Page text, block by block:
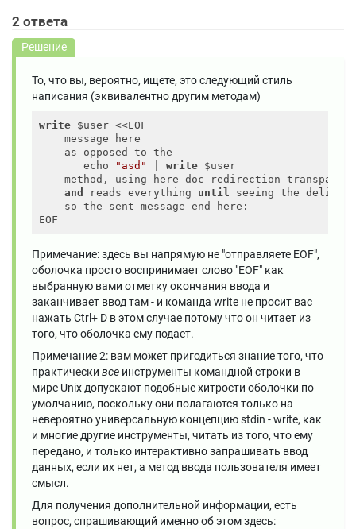
2 ответа
Решение
То, что вы, вероятно, ищете, это следующий стиль
написания (эквивалентно другим методам)
write $user <<EOF
    message here
    as opposed to the
       echo
"asd" | write $user
method, using here-doc redirection
and
reads everything until seeing the
    so the sent message end here:
Примечание: здесь вы напрямую не "отправляете EOF",
оболочка просто воспринимает слово "EOF" как
выбранную вами отметку окончания ввода и
заканчивает ввод там - и команда write не просит вас
нажать Ctrl+ D в этом случае потому что он читает из
того, что оболочка ему подает.
Примечание 2: вам может пригодиться знание того, что
практически все инструменты командной строки в
мире Unix допускают подобные хитрости оболочки по
умолчанию, поскольку они полагаются только на
невероятно универсальную концепцию stdin - write, как
и многие другие инструменты, читать из того, что ему
передано, и только интерактивно запрашивать ввод
данных, если их нет, а метод ввода пользователя имеет
смысл.
Для получения дополнительной информации, есть
вопрос, спрашивающий именно об этом здесь: